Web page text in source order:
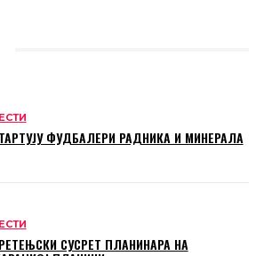
ФУДБАЛЕРИ РАДНИКА И МИНЕРАЛА
СУСРЕТ ПЛАНИНАРА НА